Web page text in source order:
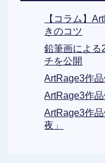
【コラム】
きのコツ
鉛筆画による
チを公開
ArtRage3作
ArtRage3作
ArtRage3作
夜」